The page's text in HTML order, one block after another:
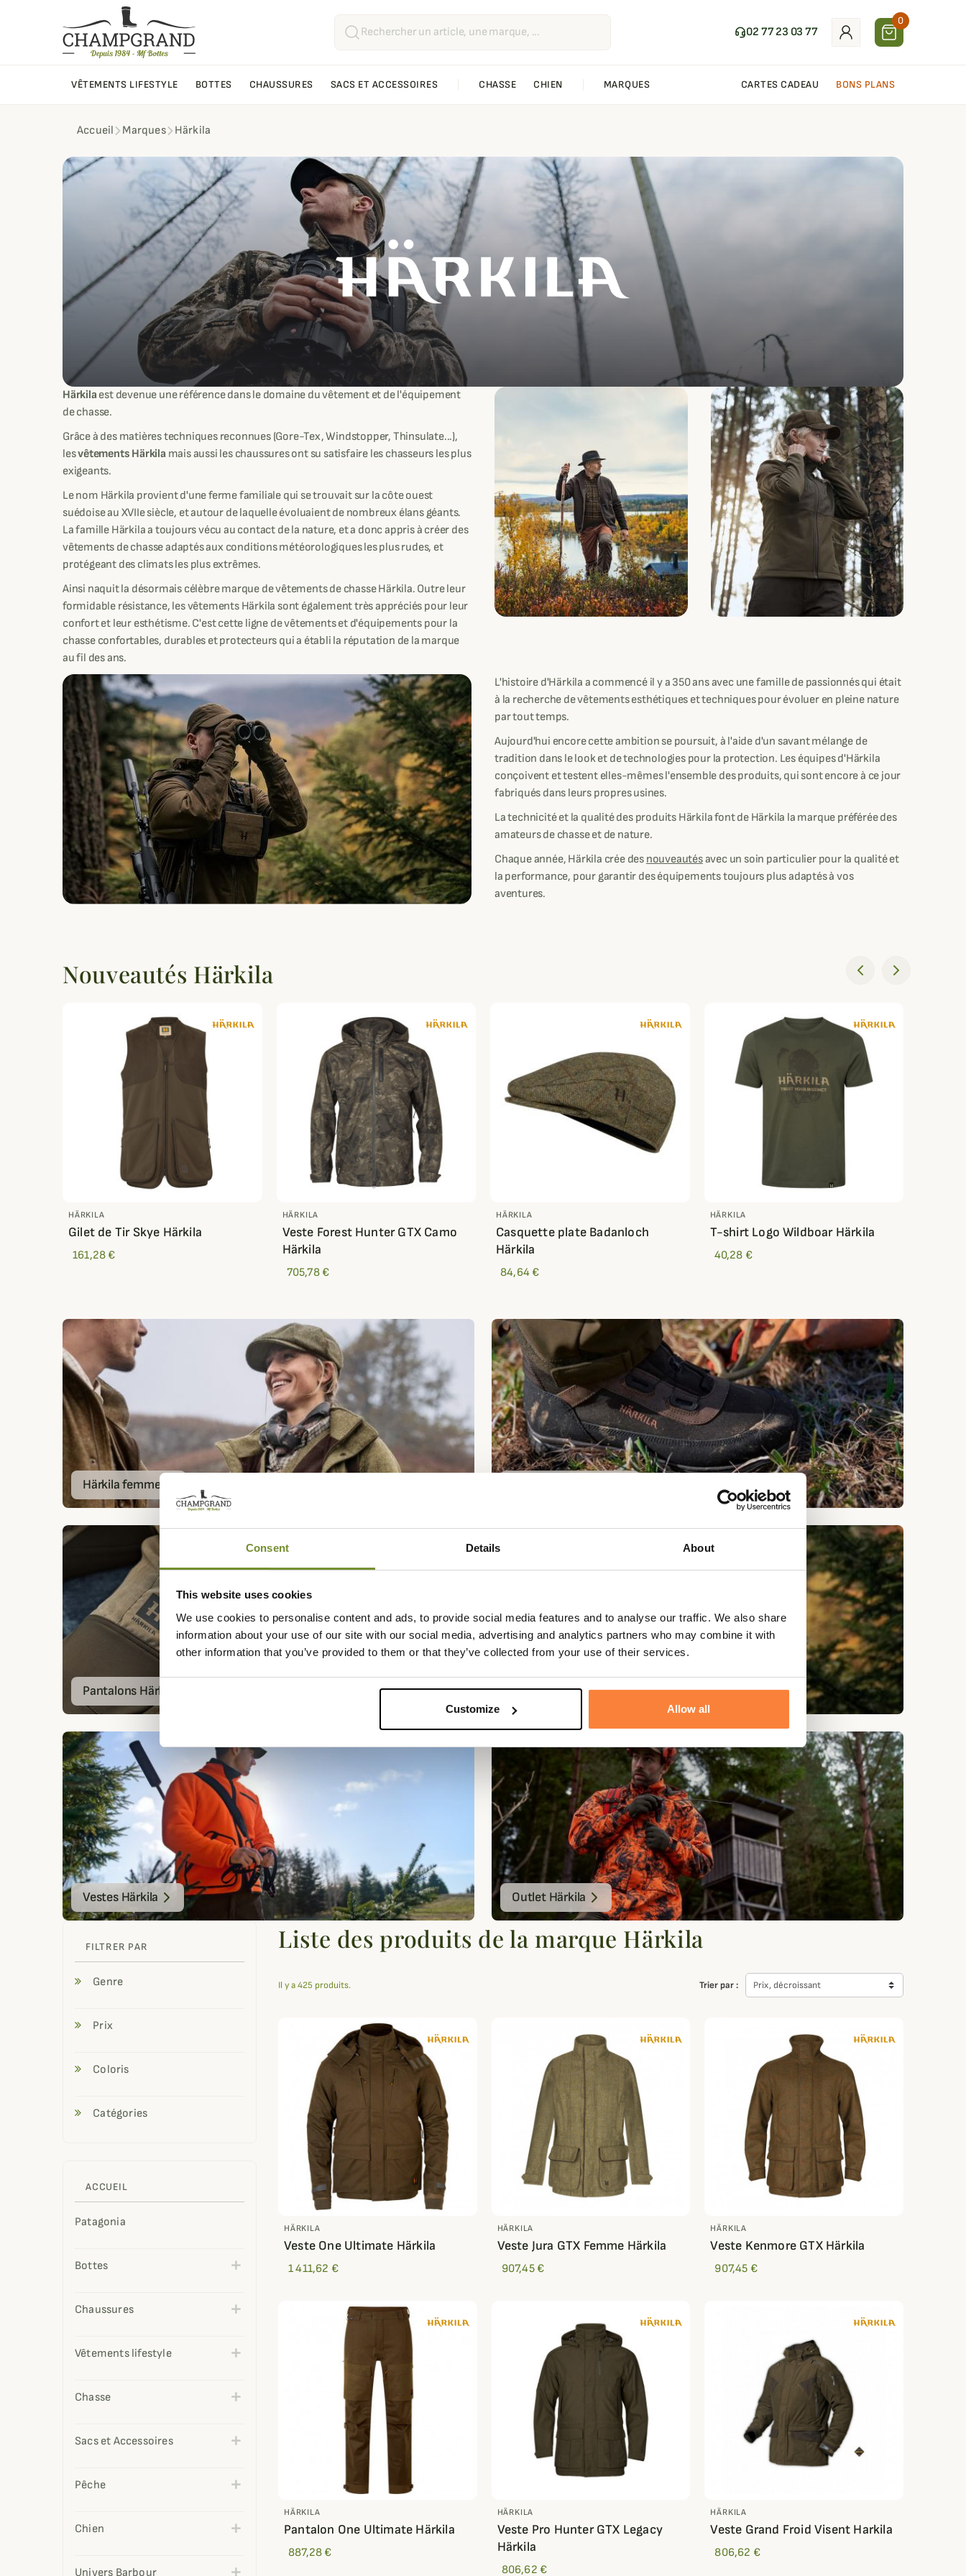
Consent Details About
This website uses cookies
We use cookies to personalise content and ads, to provide social media features and to analyse our traffic. We also share
information about your use of our site with our social media, advertising and analytics partners who may combine it with
other information that you’ve provided to them or that they’ve collected from your use of their services.
Customize Allow all
02 77 23 03 77
0
VÊTEMENTS LIFESTYLE BOTTES CHAUSSURES SACS ET ACCESSOIRES CHASSE CHIEN MARQUES CARTES CADEAU BONS PLANS
Accueil Marques Härkila
Härkila
Härkila est devenue une référence dans le domaine du vêtement et de l'équipement
de chasse.
Grâce à des matières techniques reconnues (Gore-Tex, Windstopper, Thinsulate...),
lesvêtements Härkila mais aussi les chaussures ont su satisfaire les chasseurs les plus
exigeants.
Le nom Härkila provient d'une ferme familiale qui se trouvait sur la côte ouest
suédoise au XVIIe siècle, et autour de laquelle évoluaient de nombreux élans géants.
La famille Härkila a toujours vécu au contact de la nature, et a donc appris à créer des
vêtements de chasse adaptés aux conditions météorologiques les plus rudes, et
protégeant des climats les plus extrêmes.
Ainsi naquit la désormais célèbre marque de vêtements de chasse Härkila. Outre leur
formidable résistance, les vêtements Härkila sont également très appréciés pour leur
confort et leur esthétisme. C'est cette ligne de vêtements et d'équipements pour la
chasse confortables, durables et protecteurs qui a établi la réputation de la marque
au fil des ans.
L'histoire d'Härkila a commencé il y a 350 ans avec une famille de passionnés qui était
à la recherche de vêtements esthétiques et techniques pour évoluer en pleine nature
par tout temps.
Aujourd'hui encore cette ambition se poursuit, à l'aide d'un savant mélange de
tradition dans le look et de technologies pour la protection. Les équipes d'Härkila
conçoivent et testent elles-mêmes l'ensemble des produits, qui sont encore à ce jour
fabriqués dans leurs propres usines.
La technicité et la qualité des produits Härkila font de Härkila la marque préférée des
amateurs de chasse et de nature.
Chaque année, Härkila crée des nouveautésavec un soin particulier pour la qualité et
la performance, pour garantir des équipements toujours plus adaptés à vos
aventures.
Nouveautés Härkila
HÄRKILA
Gilet de Tir Skye Härkila
161,28 €
HÄRKILA
Veste Forest Hunter GTX Camo
Härkila
705,78 €
HÄRKILA
Casquette plate Badanloch
Härkila
84,64 €
HÄRKILA
T-shirt Logo Wildboar Härkila
40,28 €
Härkila femme
Pantalons Härkila Härkila homme
Vestes Härkila Outlet Härkila
FILTRER PAR
Genre
Prix
Coloris
Catégories
ACCUEIL
Patagonia
Bottes
Chaussures
Vêtements lifestyle
Chasse
Sacs et Accessoires
Pêche
Chien
Univers Barbour
Liste des produits de la marque Härkila
Trier par : Prix, décroissant
Il y a 425 produits.
HÄRKILA
Veste One Ultimate Härkila
1 411,62 €
HÄRKILA
Veste Jura GTX Femme Härkila
907,45 €
HÄRKILA
Veste Kenmore GTX Härkila
907,45 €
HÄRKILA
Pantalon One Ultimate Härkila
887,28 €
HÄRKILA
Veste Pro Hunter GTX Legacy
Härkila
806,62 €
HÄRKILA
Veste Grand Froid Visent Harkila
806,62 €